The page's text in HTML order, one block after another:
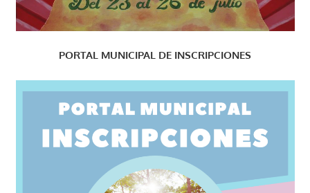
PORTAL MUNICIPAL DE INSCRIPCIONES